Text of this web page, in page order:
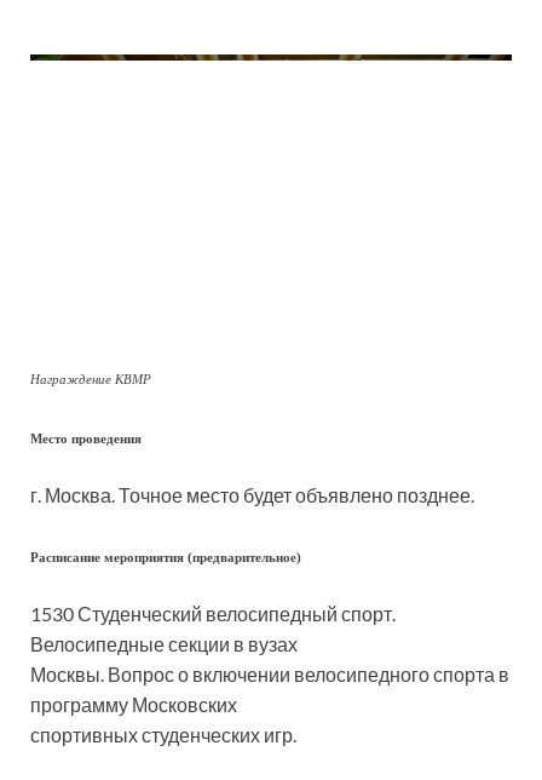
Награждение КВМР
Место проведения
г. Москва. Точное место будет объявлено позднее.
Расписание мероприятия (предварительное)
1530 Студенческий велосипедный спорт.
Велосипедные секции в вузах
Москвы. Вопрос о включении велосипедного спорта в
программу Московских
спортивных студенческих игр.